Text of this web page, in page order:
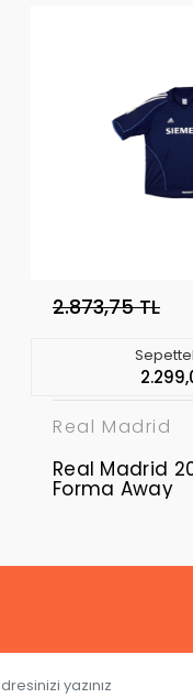
2.873,75 TL
Real Madrid
Real Madrid
Forma Away